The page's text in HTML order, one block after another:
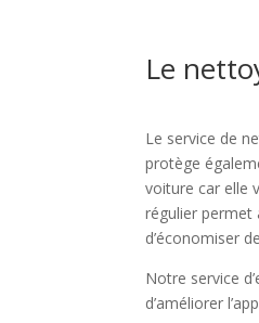
Le
Le service de
protège
voiture car elle
régulier permet
d’économiser
Notre service
d’améliorer